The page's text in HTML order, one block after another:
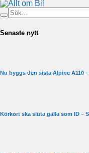
Senaste nytt
Nu byggs den sista Alpine A110
Körkort ska sluta gälla som ID –